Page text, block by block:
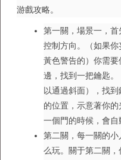
游戲攻略。
第一關，場景一，
控制方向。（如果
黃色警告的）你需
邊，找到一把鑰匙
以通過斜面），找
的位置，示意著你
一個門的時候，會自
第二關，每一關的
么玩。關于第二關，